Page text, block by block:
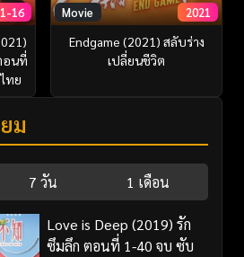
16
อนที่
ทย
Movie 2021
Endgame (2021) สลับร่าง
เปลี่ยนชีวิต
ม
7 วัน 1 เดือน
Love is Deep (2019) รัก
ซึมลึก ตอนที่ 1-40 จบ ซับ